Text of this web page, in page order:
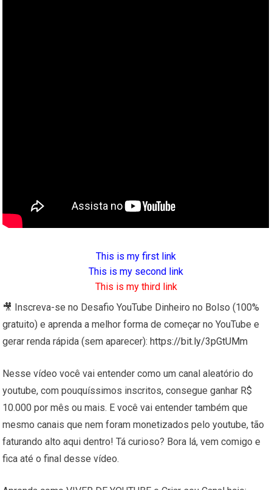
This is my first link
This is my second link
This is my third link
🎥 Inscreva-se no Desafio YouTube Dinheiro no Bolso (100%
gratuito) e aprenda a melhor forma de começar no YouTube e
gerar renda rápida (sem aparecer): https://bit.ly/3pGtUMm
Nesse vídeo você vai entender como um canal aleatório do
youtube, com pouquíssimos inscritos, consegue ganhar R$
10.000 por mês ou mais. E você vai entender também que
mesmo canais que nem foram monetizados pelo youtube, tão
faturando alto aqui dentro! Tá curioso? Bora lá, vem comigo e
fica até o final desse vídeo.